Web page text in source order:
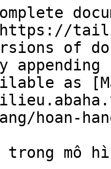
of
as
hoan-
trong mô